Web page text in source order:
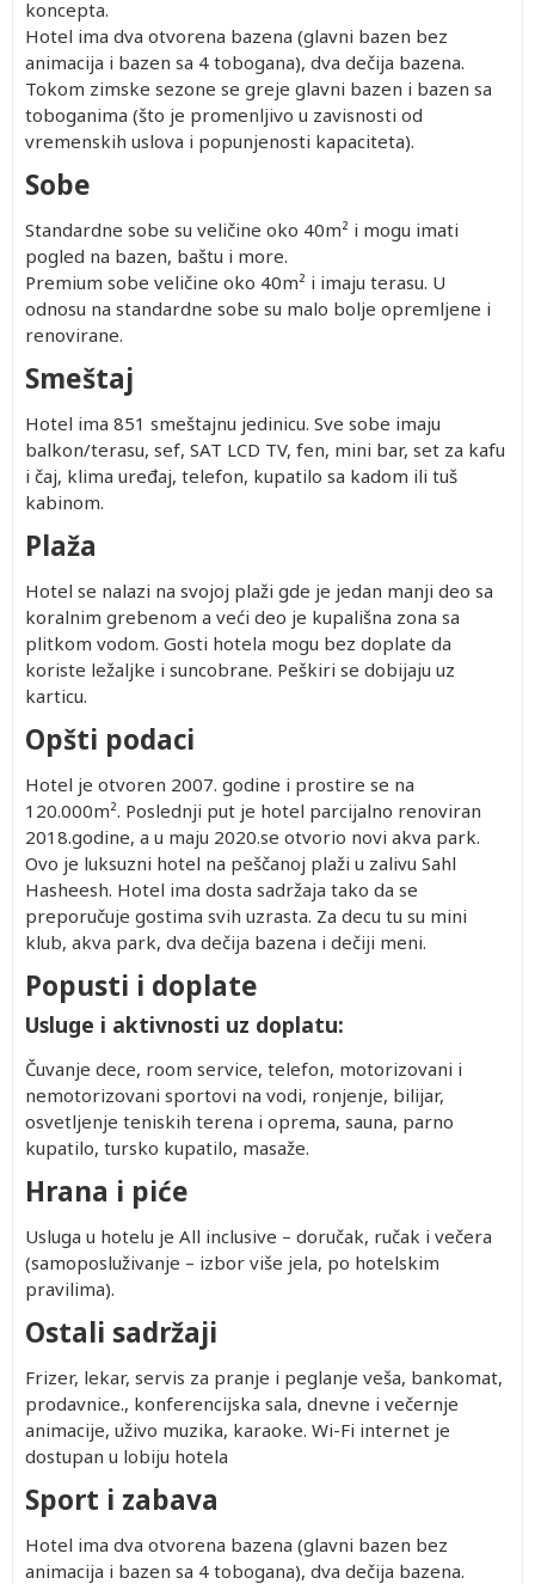
koncepta.
Hotel ima dva otvorena bazena (glavni bazen bez
animacija i bazen sa 4 tobogana), dva dečija bazena.
Tokom zimske sezone se greje glavni bazen i bazen sa
toboganima (što je promenljivo u zavisnosti od
vremenskih uslova i popunjenosti kapaciteta).
Sobe
Standardne sobe su veličine oko 40m² i mogu imati
pogled na bazen, baštu i more.
Premium sobe veličine oko 40m² i imaju terasu. U
odnosu na standardne sobe su malo bolje opremljene i
renovirane.
Smeštaj
Hotel ima 851 smeštajnu jedinicu. Sve sobe imaju
balkon/terasu, sef, SAT LCD TV, fen, mini bar, set za kafu
i čaj, klima uređaj, telefon, kupatilo sa kadom ili tuš
kabinom.
Plaža
Hotel se nalazi na svojoj plaži gde je jedan manji deo sa
koralnim grebenom a veći deo je kupališna zona sa
plitkom vodom. Gosti hotela mogu bez doplate da
koriste ležaljke i suncobrane. Peškiri se dobijaju uz
karticu.
Opšti podaci
Hotel je otvoren 2007. godine i prostire se na
120.000m². Poslednji put je hotel parcijalno renoviran
2018.godine, a u maju 2020.se otvorio novi akva park.
Ovo je luksuzni hotel na peščanoj plaži u zalivu Sahl
Hasheesh. Hotel ima dosta sadržaja tako da se
preporučuje gostima svih uzrasta. Za decu tu su mini
klub, akva park, dva dečija bazena i dečiji meni.
Popusti i doplate
Usluge i aktivnosti uz doplatu:
Čuvanje dece, room service, telefon, motorizovani i
nemotorizovani sportovi na vodi, ronjenje, bilijar,
osvetljenje teniskih terena i oprema, sauna, parno
kupatilo, tursko kupatilo, masaže.
Hrana i piće
Usluga u hotelu je All inclusive – doručak, ručak i večera
(samoposluživanje – izbor više jela, po hotelskim
pravilima).
Ostali sadržaji
Frizer, lekar, servis za pranje i peglanje veša, bankomat,
prodavnice., konferencijska sala, dnevne i večernje
animacije, uživo muzika, karaoke. Wi-Fi internet je
dostupan u lobiju hotela
Sport i zabava
Hotel ima dva otvorena bazena (glavni bazen bez
animacija i bazen sa 4 tobogana), dva dečija bazena.